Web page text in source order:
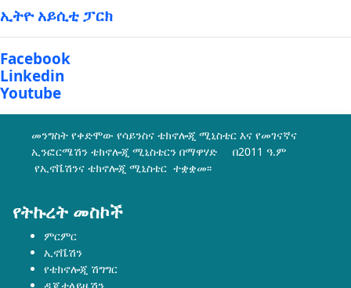
ኢትዮ አይሲቲ ፓርክ
Facebook
Linkedin
Youtube
መንግስት የቀድሞው የሳይንስና ቴክኖሎጂ ሚኒስቴር እና የመገናኛና
ኢንፎርሜሽን ቴክኖሎጂ ሚኒስቴርን በማዋሃድ በ2011 ዓ.ም
የኢኖቬሽንና ቴክኖሎጂ ሚኒስቴር ተቋቋመ፡፡
የትኩረት መስኮች
ምርምር
ኢኖቬሽን
የቴክኖሎጂ ሽግግር